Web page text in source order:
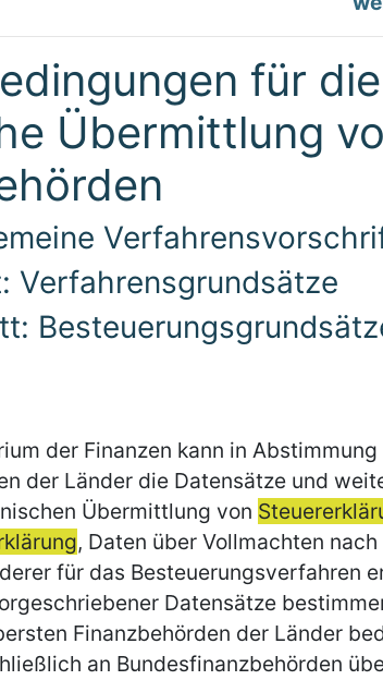
für die
Übermittlung
Verfahrensgrundsätze
der Finanzen kann in
der Länder die Datensätze und
Übermittlung von
, Daten über Vollmachten
für das Besteuerungsverfahren
Datensätze
Finanzbehörden der Länder
an Bundesfinanzbehörden